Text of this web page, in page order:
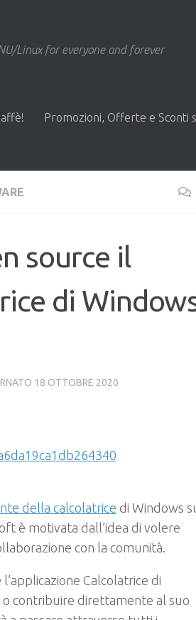
Linux for everyone and forever
Promozioni, Offerte e Sconti
source il
di
18 OTTOBRE 2020
della calcolatrice di Windows
è motivata dall’idea di volere
con la comunità.
Calcolatrice di
contribuire direttamente al suo